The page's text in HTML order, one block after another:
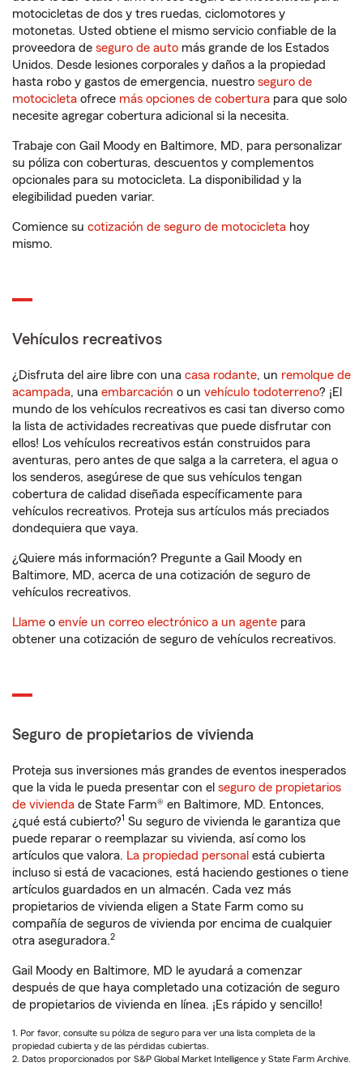
motocicletas de dos y tres ruedas, ciclomotores y
motonetas. Usted obtiene el mismo servicio confiable de la
proveedora de seguro de auto más grande de los Estados
Unidos. Desde lesiones corporales y daños a la propiedad
hasta robo y gastos de emergencia, nuestro seguro de
motocicleta ofrece más opciones de cobertura para que solo
necesite agregar cobertura adicional si la necesita.
Trabaje con Gail Moody en Baltimore, MD, para personalizar
su póliza con coberturas, descuentos y complementos
opcionales para su motocicleta. La disponibilidad y la
elegibilidad pueden variar.
Comience su cotización de seguro de motocicleta hoy
mismo.
Vehículos recreativos
¿Disfruta del aire libre con una casa rodante, un remolque de
acampada, una embarcación o un vehículo todoterreno? ¡El
mundo de los vehículos recreativos es casi tan diverso como
la lista de actividades recreativas que puede disfrutar con
ellos! Los vehículos recreativos están construidos para
aventuras, pero antes de que salga a la carretera, el agua o
los senderos, asegúrese de que sus vehículos tengan
cobertura de calidad diseñada específicamente para
vehículos recreativos. Proteja sus artículos más preciados
dondequiera que vaya.
¿Quiere más información? Pregunte a Gail Moody en
Baltimore, MD, acerca de una cotización de seguro de
vehículos recreativos.
Llame o envíe un correo electrónico a un agente para
obtener una cotización de seguro de vehículos recreativos.
Seguro de propietarios de vivienda
Proteja sus inversiones más grandes de eventos inesperados
que la vida le pueda presentar con el seguro de propietarios
de vivienda de State Farm® en Baltimore, MD. Entonces,
¿qué está cubierto?1 Su seguro de vivienda le garantiza que
puede reparar o reemplazar su vivienda, así como los
artículos que valora. La propiedad personal está cubierta
incluso si está de vacaciones, está haciendo gestiones o tiene
artículos guardados en un almacén. Cada vez más
propietarios de vivienda eligen a State Farm como su
compañía de seguros de vivienda por encima de cualquier
otra aseguradora.2
Gail Moody en Baltimore, MD le ayudará a comenzar
después de que haya completado una cotización de seguro
de propietarios de vivienda en línea. ¡Es rápido y sencillo!
1. Por favor, consulte su póliza de seguro para ver una lista completa de la
propiedad cubierta y de las pérdidas cubiertas.
2. Datos proporcionados por S&P Global Market Intelligence y State Farm Archive.